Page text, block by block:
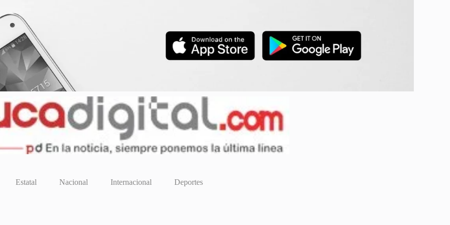
Estatal Nacional Internacional Deportes